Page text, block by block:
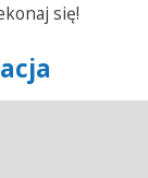
się!